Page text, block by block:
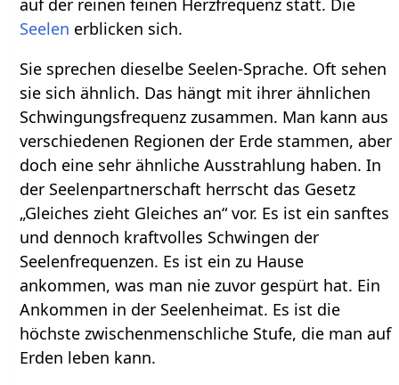
auf der reinen feinen Herzfrequenz statt. Die
Seelen erblicken sich.
Sie sprechen dieselbe Seelen-Sprache. Oft sehen
sie sich ähnlich. Das hängt mit ihrer ähnlichen
Schwingungsfrequenz zusammen. Man kann aus
verschiedenen Regionen der Erde stammen, aber
doch eine sehr ähnliche Ausstrahlung haben. In
der Seelenpartnerschaft herrscht das Gesetz
„Gleiches zieht Gleiches an“ vor. Es ist ein sanftes
und dennoch kraftvolles Schwingen der
Seelenfrequenzen. Es ist ein zu Hause
ankommen, was man nie zuvor gespürt hat. Ein
Ankommen in der Seelenheimat. Es ist die
höchste zwischenmenschliche Stufe, die man auf
Erden leben kann.